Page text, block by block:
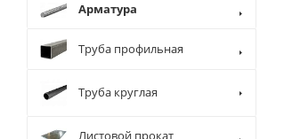
Арматура
Труба профильная
Труба круглая
Листовой прокат